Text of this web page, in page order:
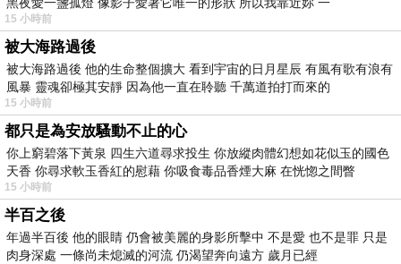
黑夜愛一盞孤燈 像影子愛著它唯一的形狀 所以我靠近妳 一
15 小時前
被大海路過後
被大海路過後 他的生命整個擴大 看到宇宙的日月星辰 有風有歌有浪有
風暴 靈魂卻極其安靜 因為他一直在聆聽 千萬道拍打而來的
15 小時前
都只是為安放騷動不止的心
你上窮碧落下黃泉 四生六道尋求投生 你放縱肉體幻想如花似玉的國色
天香 你尋求軟玉香紅的慰藉 你吸食毒品香煙大麻 在恍惚之間瞥
15 小時前
半百之後
年過半百後 他的眼睛 仍會被美麗的身影所擊中 不是愛 也不是罪 只是
肉身深處 一條尚未熄滅的河流 仍渴望奔向遠方 歲月已經